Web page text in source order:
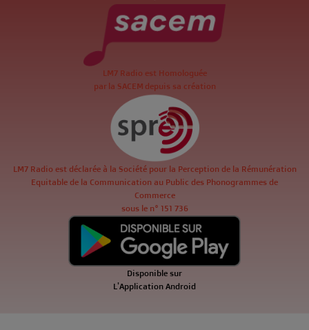
LM7 Radio est Homologuée
par la SACEM depuis sa création
LM7 Radio est déclarée à la Société pour la Perception de la Rémunération
Equitable de la Communication au Public des Phonogrammes de
Commerce
sous le n° 151 736
Disponible sur
L'Application Android